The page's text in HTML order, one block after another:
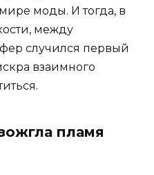
моды. И тогда, в
между
случился первый
взаимного
пламя